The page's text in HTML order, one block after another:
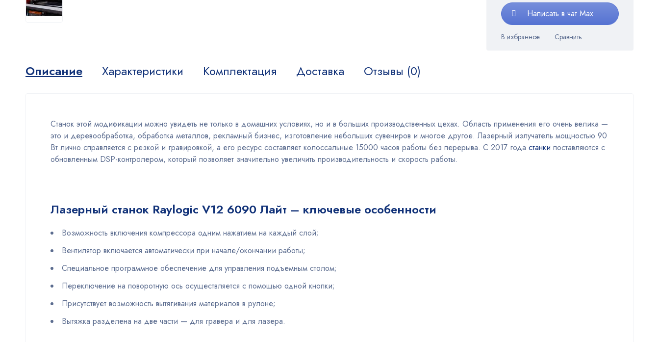
Написать в чат Max
Описание Характеристики Комплектация Доставка Отзывы (0)
Станок этой модификации можно увидеть не только в домашних условиях, но и в больших производственных цехах. Область применения его очень велика —
это и деревообработка, обработка металлов, рекламный бизнес, изготовление небольших сувениров и многое другое. Лазерный излучатель мощностью 90
Вт лично справляется с резкой и гравировкой, а его ресурс составляет колоссальные 15000 часов работы без перерыва. С 2017 года станки поставляются с
обновленным DSP-контролером, который позволяет значительно увеличить производительность и скорость работы.
Лазерный станок Raylogic V12 6090 Лайт – ключевые особенности
Возможность включения компрессора одним нажатием на каждый слой;
Вентилятор включается автоматически при начале/окончании работы;
Специальное программное обеспечение для управления подъемным столом;
Переключение на поворотную ось осуществляется с помощью одной кнопки;
Присутствует возможность вытягивания материалов в рулоне;
Вытяжка разделена на две части — для гравера и для лазера.